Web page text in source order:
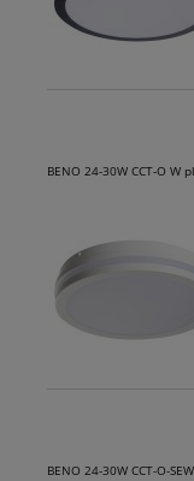
BENO 24-30W CCT-O W
BENO 24-30W CCT-O-